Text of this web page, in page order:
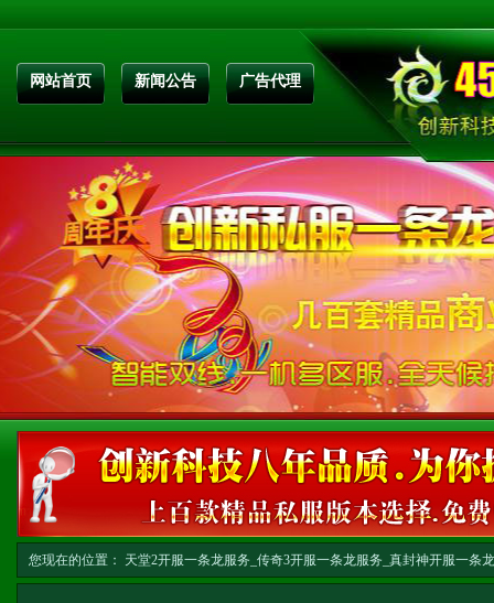
网站首页 新闻公告 广告代理
您现在的位置： 天堂2开服一条龙服务_传奇3开服一条龙服务_真封神开服一条